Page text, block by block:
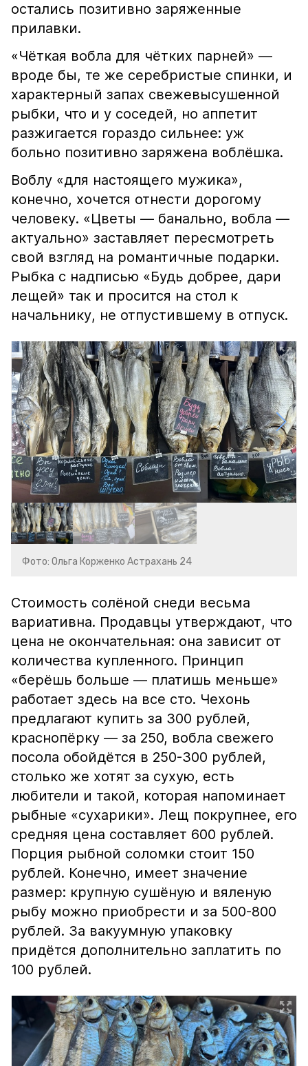
остались позитивно заряженные
прилавки.
«Чёткая вобла для чётких парней» —
вроде бы, те же серебристые спинки, и
характерный запах свежевысушенной
рыбки, что и у соседей, но аппетит
разжигается гораздо сильнее: уж
больно позитивно заряжена воблёшка.
Воблу «для настоящего мужика»,
конечно, хочется отнести дорогому
человеку. «Цветы — банально, вобла —
актуально» заставляет пересмотреть
свой взгляд на романтичные подарки.
Рыбка с надписью «Будь добрее, дари
лещей» так и просится на стол к
начальнику, не отпустившему в отпуск.
Фото: Ольга Корженко Астрахань 24
Стоимость солёной снеди весьма
вариативна. Продавцы утверждают, что
цена не окончательная: она зависит от
количества купленного. Принцип
«берёшь больше — платишь меньше»
работает здесь на все сто. Чехонь
предлагают купить за 300 рублей,
краснопёрку — за 250, вобла свежего
посола обойдётся в 250-300 рублей,
столько же хотят за сухую, есть
любители и такой, которая напоминает
рыбные «сухарики». Лещ покрупнее, его
средняя цена составляет 600 рублей.
Порция рыбной соломки стоит 150
рублей. Конечно, имеет значение
размер: крупную сушёную и вяленую
рыбу можно приобрести и за 500-800
рублей. За вакуумную упаковку
придётся дополнительно заплатить по
100 рублей.